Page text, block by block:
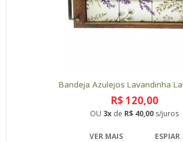
Bandeja Azulejos Lavandinha
R$ 120,00
OU 3x de R$ 40,00 s/juros
VER MAIS ESPIAR